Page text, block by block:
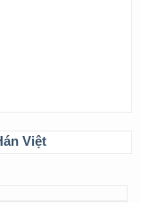
Việt